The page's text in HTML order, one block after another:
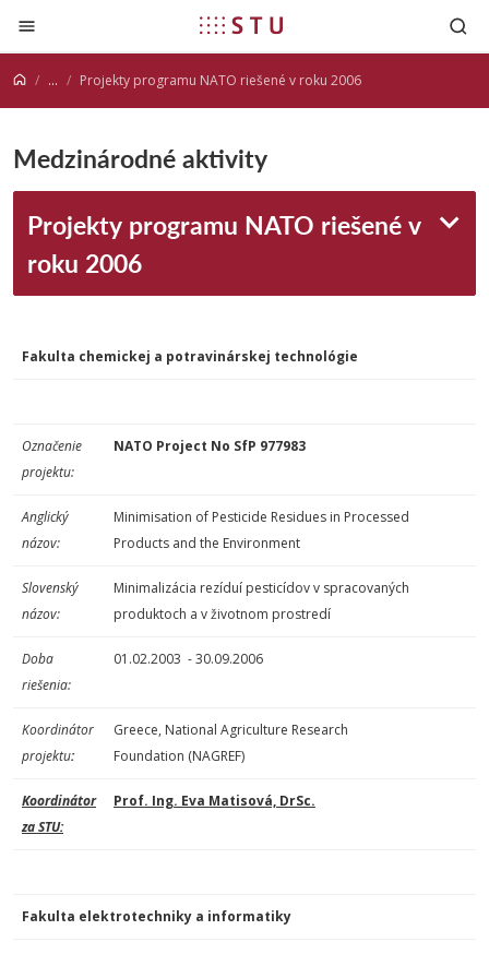
Prejsť na obsah
... Projekty programu NATO riešené v roku 2006
Medzinárodné aktivity
Projekty programu NATO riešené v
roku 2006
Fakulta chemickej a potravinárskej technológie
Označenie
projektu:
NATO Project No SfP 977983
Anglický
názov:
Minimisation of Pesticide Residues in Processed
Products and the Environment
Slovenský
názov:
Minimalizácia rezíduí pesticídov v spracovaných
produktoch a v životnom prostredí
Doba
riešenia:
01.02.2003 - 30.09.2006
Koordinátor
projektu:
Greece, National Agriculture Research
Foundation (NAGREF)
Koordinátor
za STU:
Prof. Ing. Eva Matisová, DrSc.
Fakulta elektrotechniky a informatiky